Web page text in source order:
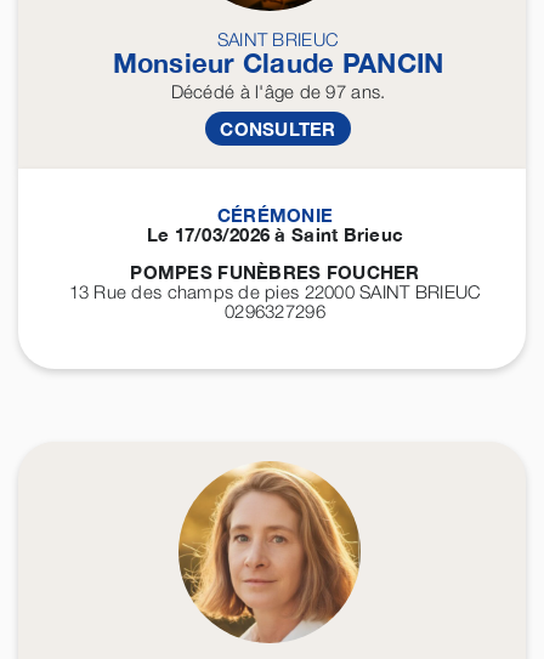
SAINT BRIEUC
Monsieur Claude PANCIN
Décédé à l'âge de 97 ans.
CONSULTER
CÉRÉMONIE
Le 17/03/2026 à Saint Brieuc
POMPES FUNÈBRES FOUCHER
13 Rue des champs de pies 22000SAINT BRIEUC
0296327296